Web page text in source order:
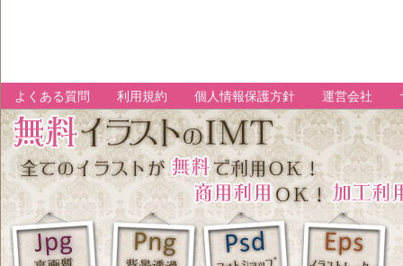
よくある質問 利用規約 個人情報保護方針 運営会社